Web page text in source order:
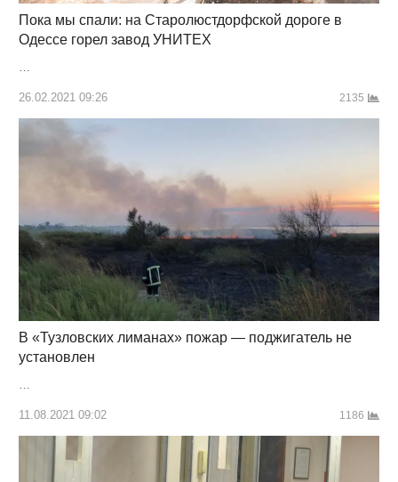
Пока мы спали: на Старолюстдорфской дороге в
Одессе горел завод УНИТЕХ
…
26.02.2021 09:26 2135
В «Тузловских лиманах» пожар — поджигатель не
установлен
…
11.08.2021 09:02 1186